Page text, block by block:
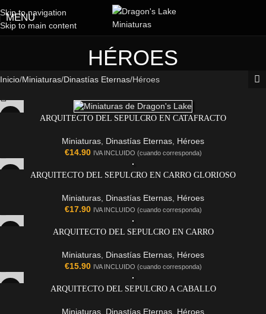
Skip to navigation
Skip to main content
MENU
HÉROES
Inicio Miniaturas Dinastías Eternas Héroes
ARQUITECTO DEL SEPULCRO EN CATAFRACTO
Miniaturas Dinastías Eternas Héroes
€14.90 IVA INCLUIDO (cuando corresponda)
ARQUITECTO DEL SEPULCRO EN CARRO GLORIOSO
Miniaturas Dinastías Eternas Héroes
€17.90 IVA INCLUIDO (cuando corresponda)
ARQUITECTO DEL SEPULCRO EN CARRO
Miniaturas Dinastías Eternas Héroes
€15.90 IVA INCLUIDO (cuando corresponda)
ARQUITECTO DEL SEPULCRO A CABALLO
Miniaturas Dinastías Eternas Héroes